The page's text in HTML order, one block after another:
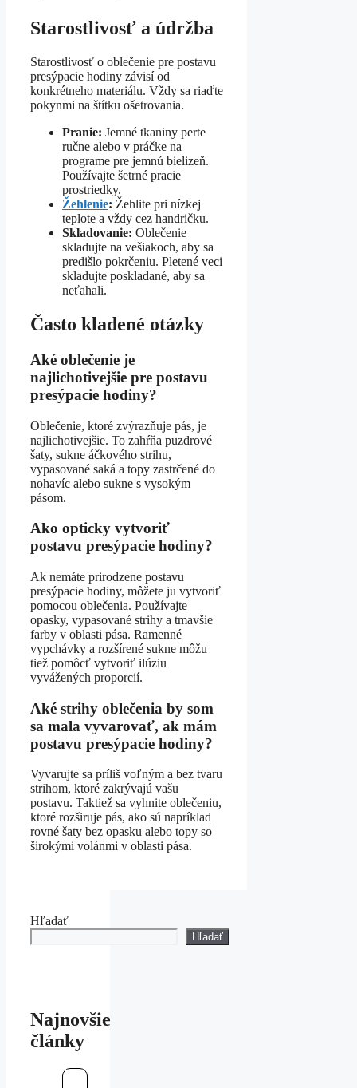
Starostlivosť a údržba
Starostlivosť o oblečenie pre postavu
presýpacie hodiny závisí od
konkrétneho materiálu. Vždy sa riaďte
pokynmi na štítku ošetrovania.
Pranie: Jemné tkaniny perte
ručne alebo v práčke na
programe pre jemnú bielizeň.
Používajte šetrné pracie
prostriedky.
Žehlenie: Žehlite pri nízkej
teplote a vždy cez handričku.
Skladovanie: Oblečenie
skladujte na vešiakoch, aby sa
predišlo pokrčeniu. Pletené veci
skladujte poskladané, aby sa
neťahali.
Často kladené otázky
Aké oblečenie je
najlichotivejšie pre postavu
presýpacie hodiny?
Oblečenie, ktoré zvýrazňuje pás, je
najlichotivejšie. To zahŕňa puzdrové
šaty, sukne áčkového strihu,
vypasované saká a topy zastrčené do
nohavíc alebo sukne s vysokým
pásom.
Ako opticky vytvoriť
postavu presýpacie hodiny?
Ak nemáte prirodzene postavu
presýpacie hodiny, môžete ju vytvoriť
pomocou oblečenia. Používajte
opasky, vypasované strihy a tmavšie
farby v oblasti pása. Ramenné
vypchávky a rozšírené sukne môžu
tiež pomôcť vytvoriť ilúziu
vyvážených proporcií.
Aké strihy oblečenia by som
sa mala vyvarovať, ak mám
postavu presýpacie hodiny?
Vyvarujte sa príliš voľným a bez tvaru
strihom, ktoré zakrývajú vašu
postavu. Taktiež sa vyhnite oblečeniu,
ktoré rozširuje pás, ako sú napríklad
rovné šaty bez opasku alebo topy so
širokými volánmi v oblasti pása.
Hľadať
Hľadať
Najnovšie
články